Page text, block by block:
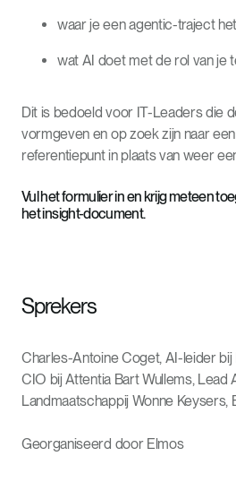
waar je een agentic-traject
wat AI doet met de rol van je
Dit is bedoeld voor IT-Leaders die
vormgeven en op zoek zijn naar
referentiepunt in plaats van weer
Vul het formulier in en krijg meteen
het insight-document.
Sprekers
Charles-Antoine Coget, AI-leider
CIO bij Attentia Bart Wullems, Lead
Landmaatschappij Wonne Keysers,
Georganiseerd door Elmos